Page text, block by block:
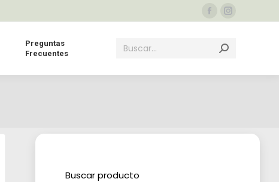
Facebook
opens
new
Instagram
opens
new
Preguntas
Frecuentes
Buscar:
Buscar producto